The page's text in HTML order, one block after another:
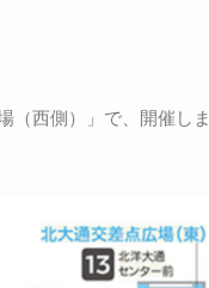
（西側）」で、開催しま